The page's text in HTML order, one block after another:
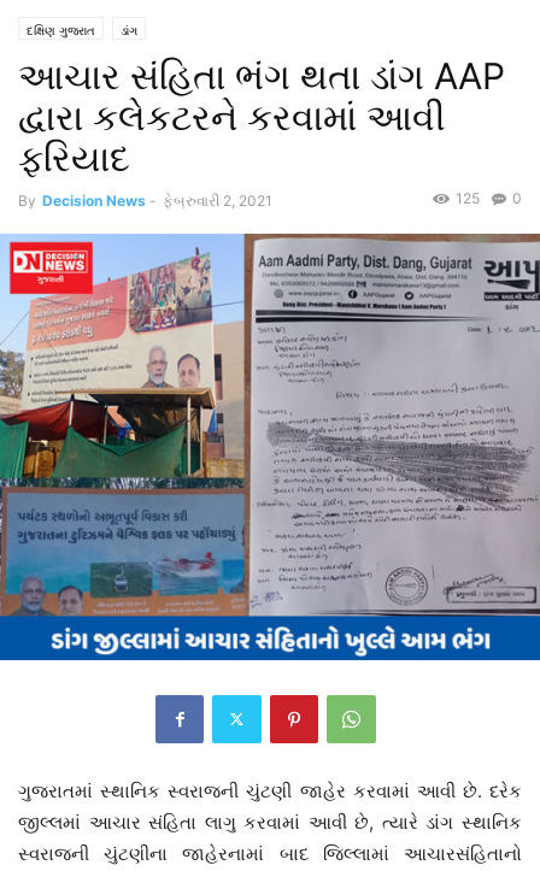
દક્ષિણ ગુજરાત ડાંગ
આચાર સંહિતા ભંગ થતા ડાંગ AAP
દ્વારા કલેકટરને કરવામાં આવી
ફરિયાદ
By Decision News - ફેબ્રુવારી 2, 2021 0
125
ગુજરાતમાં સ્થાનિક સ્વરાજની ચુંટણી જાહેર કરવામાં આવી છે. દરેક
જીલ્લમાં આચાર સંહિતા લાગુ કરવામાં આવી છે, ત્યારે ડાંગ સ્થાનિક
સ્વરાજની ચુંટણીના જાહેરનામાં બાદ જિલ્લામાં આચારસંહિતાનો